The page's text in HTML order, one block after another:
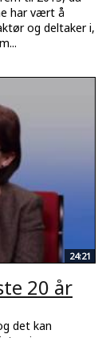
har vært å
og deltaker i,
24:21
20 år
det kan